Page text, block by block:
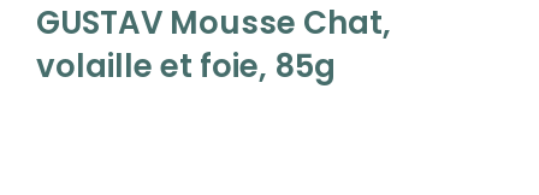
GUSTAV Mousse Chat,
volaille et foie, 85g